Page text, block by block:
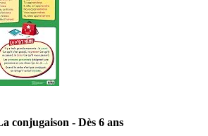
conjugaison - Dès 6 ans